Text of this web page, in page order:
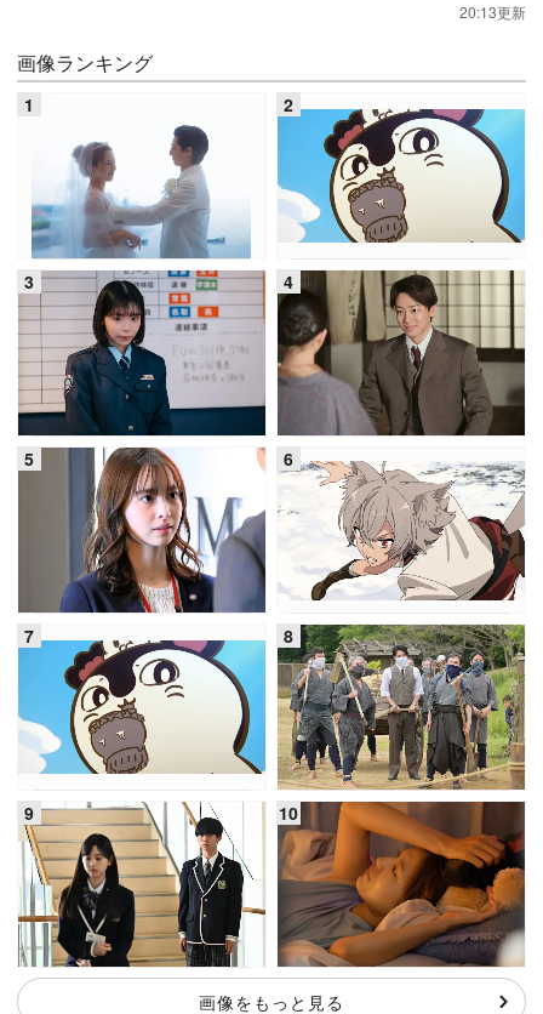
20:13更新
画像ランキング
画像をもっと見る